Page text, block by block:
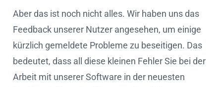
Aber das ist noch nicht alles. Wir haben uns das
Feedback unserer Nutzer angesehen, um einige
kürzlich gemeldete Probleme zu beseitigen. Das
bedeutet, dass all diese kleinen Fehler Sie bei der
Arbeit mit unserer Software in der neuesten